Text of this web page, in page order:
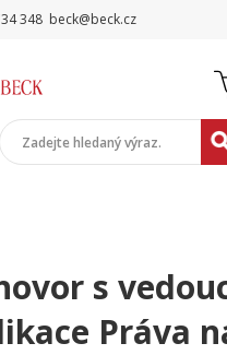
348 beck@beck.cz
s
Práva